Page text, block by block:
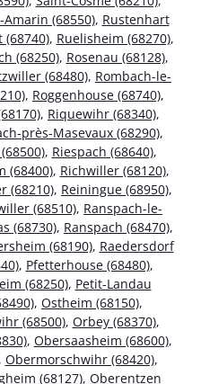
Amarin (68550), Rustenhart
, Ruelisheim (68270),
(68250), Rosenau (68128),
(68480), Rombach-le-
, Roggenhouse (68740),
, Riquewihr (68340),
près-Masevaux (68290),
, Riespach (68640),
(68400), Richwiller (68120),
(68210), Reiningue (68950),
(68510), Ranspach-le-
(68730), Ranspach (68470),
(68190), Raedersdorf
, Pfetterhouse (68480),
(68250), Petit-Landau
, Ostheim (68150),
(68500), Orbey (68370),
, Obersaasheim (68600),
Obermorschwihr (68420),
(68127), Oberentzen